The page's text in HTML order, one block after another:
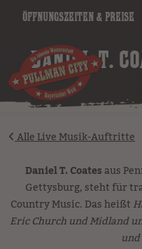
Öffnungszeiten & Preise
image
DANIEL T.
Alle Live Musik-Auftritte
Daniel T. Coatesaus
Gettysburg, steht für
Country Music. Das heißt
Eric Church und Midland